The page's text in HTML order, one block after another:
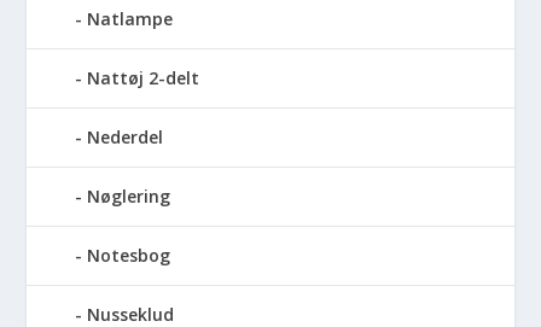
Natlampe
Nattøj 2-delt
Nederdel
Nøglering
Notesbog
Nusseklud